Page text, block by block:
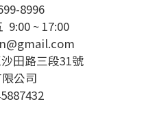
8996
9:00 ~ 17:00
田路三段31號
公司